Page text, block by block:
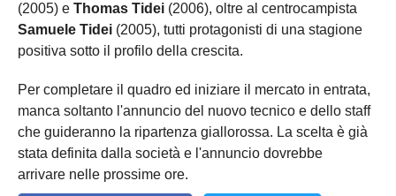
(2005) e Thomas Tidei (2006), oltre al centrocampista
Samuele Tidei (2005), tutti protagonisti di una stagione
positiva sotto il profilo della crescita.
Per completare il quadro ed iniziare il mercato in entrata,
manca soltanto l'annuncio del nuovo tecnico e dello staff
che guideranno la ripartenza giallorossa. La scelta è già
stata definita dalla società e l'annuncio dovrebbe
arrivare nelle prossime ore.